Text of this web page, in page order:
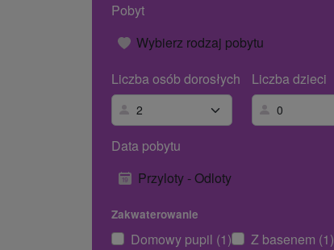
Pobyt
Wybierz rodzaj pobytu
Liczba osób dorosłych
Liczba dzieci
Data pobytu
Przyloty - Odloty
Zakwaterowanie
Domowy pupil (1) Z basenem (1)